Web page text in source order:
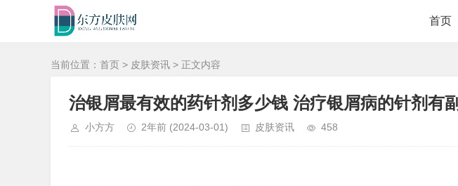
首页
当前位置： 首页 > 皮肤资讯 > 正文内容
治银屑最有效的药针剂多少钱 治疗银屑病的针剂有
小方方 2年前 (2024-03-01) 皮肤资讯 458